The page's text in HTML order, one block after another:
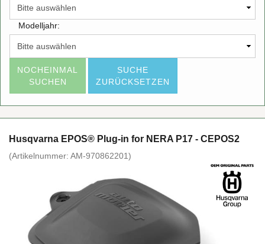
Modelljahr:
NOCHEINMAL
SUCHEN
SUCHE
ZURÜCKSETZEN
Hus­qvar­na EPOS® Plug-​in for NERA P17 - CEPOS2
(Ar­ti­kel­num­mer: AM-​970862201)